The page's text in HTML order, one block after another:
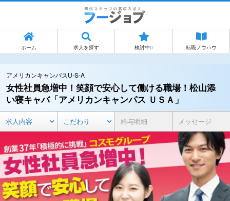
ホーム 求人を探す 検討中0 転職ノウハウ
アメリカンキャンパスU-S-A
女性社員急増中！笑顔で安心して働ける職場！松山添
い寝キャバ「アメリカンキャンパス ＵＳＡ」
求人内容 こだわり 給与明細 メッセージ